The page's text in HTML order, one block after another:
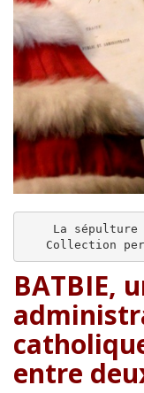
La sépulture
Collection
BATBIE,
entre